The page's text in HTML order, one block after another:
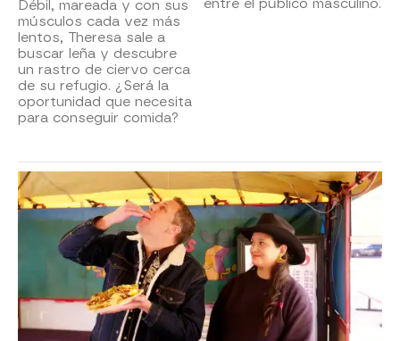
Débil, mareada y con sus
músculos cada vez más
lentos, Theresa sale a
buscar leña y descubre
un rastro de ciervo cerca
de su refugio. ¿Será la
oportunidad que necesita
para conseguir comida?
entre el público masculino.